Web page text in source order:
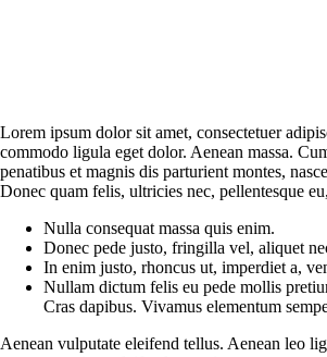
Lorem ipsum dolor sit amet, consectetuer
commodo ligula eget dolor. Aenean massa.
penatibus et magnis dis parturient montes,
Donec quam felis, ultricies nec, pellentesque
Nulla consequat massa quis enim.
Donec pede justo, fringilla vel, aliquet
In enim justo, rhoncus ut, imperdiet a,
Nullam dictum felis eu pede mollis
Cras dapibus. Vivamus elementum
Aenean vulputate eleifend tellus. Aenean leo